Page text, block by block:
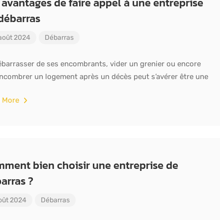
2024 Débarras
de ses encombrants, vider un grenier ou encore
un logement après un décès peut s’avérer être une
More
bien choisir une entreprise de
?
2024 Débarras
–
Les
Débarrasseurs
Les
de